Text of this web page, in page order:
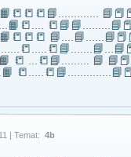
📒 …📒📘……... 📘
| Temat: 4b